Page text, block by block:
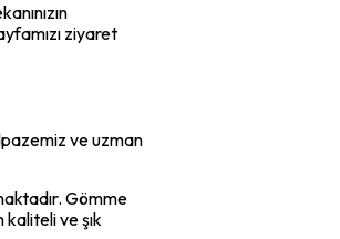
ziyaret
ve uzman
Gömme
kaliteli ve şık